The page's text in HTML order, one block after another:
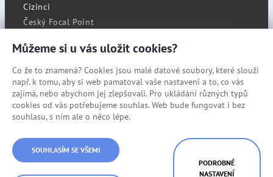
Cizinci
Český Focal Point
RSS
Cookies
Prohlášení o přístupnosti
Mapa stránek
© Státní úřad inspekce práce
Můžeme si u vás uložit cookies?
Co že to znamená? Cookies jsou malé datové soubory, které slouží
např. k tomu, aby si web pamatoval vaše nastavení a to, co vás
zajímá, nebo abychom jej zlepšovali. Pro ukládání různých typů
cookies od vás potřebujeme souhlas. Web bude fungovat i bez
souhlasu, s ním ale o něco lépe.
SOUHLASÍM SE VŠEMI
PODROBNÉ
NASTAVENÍ